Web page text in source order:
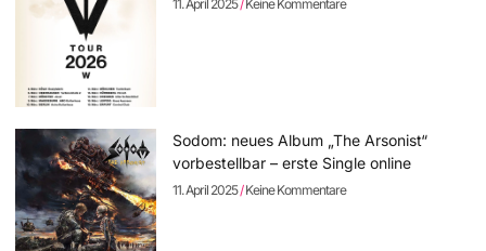
11. April 2025 Keine Kommentare
Sodom: neues Album „The Arsonist“
vorbestellbar – erste Single online
11. April 2025 Keine Kommentare